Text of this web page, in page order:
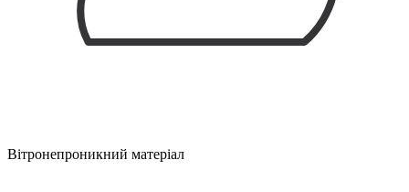
Вітронепроникний матеріал